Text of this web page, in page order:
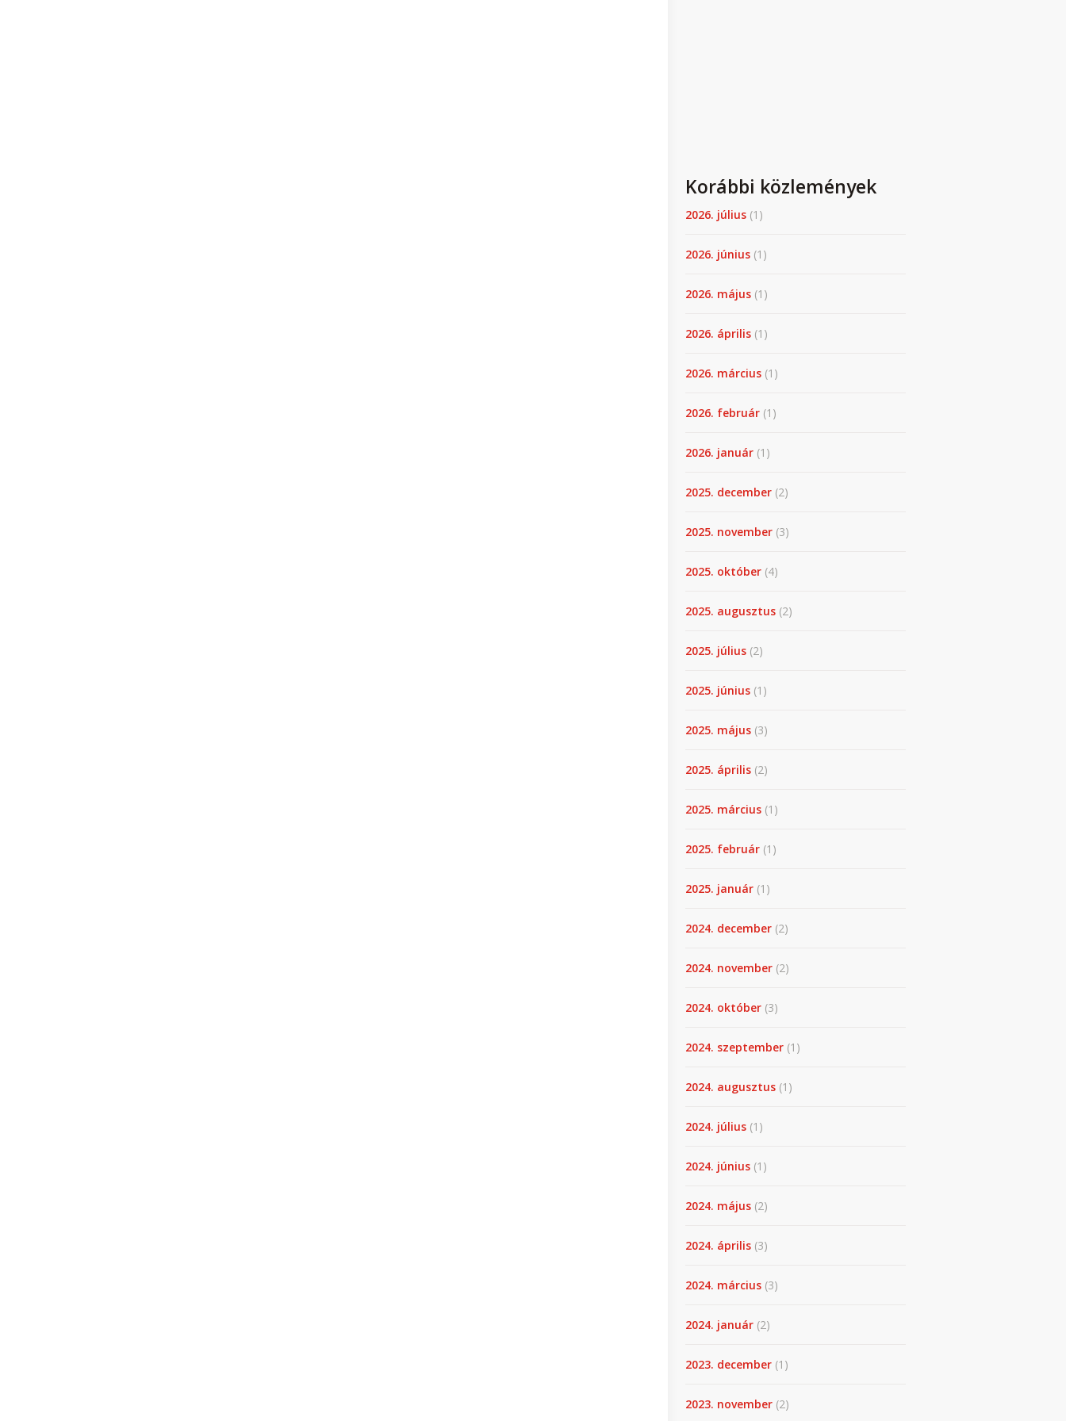
Korábbi közlemények
2026. július (1)
2026. június (1)
2026. május (1)
2026. április (1)
2026. március (1)
2026. február (1)
2026. január (1)
2025. december (2)
2025. november (3)
2025. október (4)
2025. augusztus (2)
2025. július (2)
2025. június (1)
2025. május (3)
2025. április (2)
2025. március (1)
2025. február (1)
2025. január (1)
2024. december (2)
2024. november (2)
2024. október (3)
2024. szeptember (1)
2024. augusztus (1)
2024. július (1)
2024. június (1)
2024. május (2)
2024. április (3)
2024. március (3)
2024. január (2)
2023. december (1)
2023. november (2)